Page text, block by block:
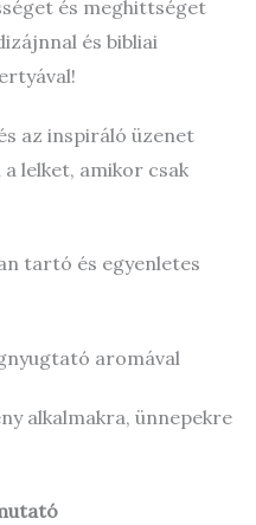
és meghittséget
és bibliai
az inspiráló üzenet
lelket, amikor csak
tartó és egyenletes
aromával
alkalmakra, ünnepekre